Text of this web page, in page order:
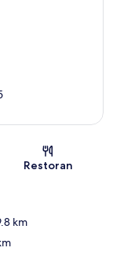
Restoran
km